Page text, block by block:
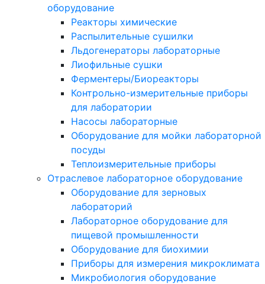
оборудование
Реакторы химические
Распылительные сушилки
Льдогенераторы лабораторные
Лиофильные сушки
Ферментеры/Биореакторы
Контрольно-измерительные приборы
для лаборатории
Насосы лабораторные
Оборудование для мойки лабораторной
посуды
Теплоизмерительные приборы
Отраслевое лабораторное оборудование
Оборудование для зерновых
лабораторий
Лабораторное оборудование для
пищевой промышленности
Оборудование для биохимии
Приборы для измерения микроклимата
Микробиология оборудование